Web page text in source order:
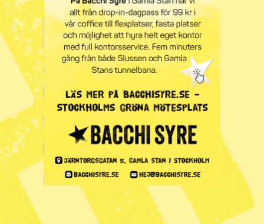
Kritiken: Sverige borde
tydligare fördöma
USA:s agerande i
Venezuela
Publicerad 2026-01-04